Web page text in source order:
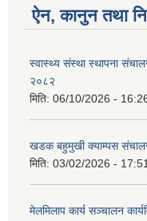
ऐन, कानुन तथा
स्वास्थ्य संस्था स्थापना
२०८२
मिति: 06/10/2026 -
खडक बहुमुखी क्याम्पस
मिति: 03/02/2026 -
मेलमिलाप कार्य सञ्चालन